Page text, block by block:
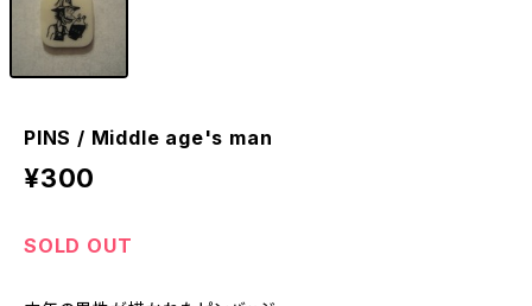
PINS / Middle age's man
¥300
SOLD OUT